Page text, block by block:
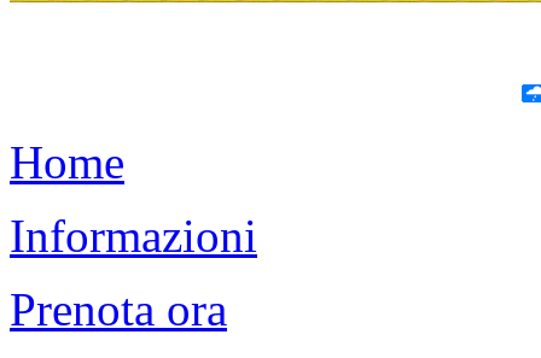
Home
Informazioni
Prenota ora